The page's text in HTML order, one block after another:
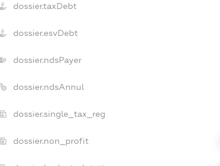
dossier.taxDebt
dossier.esvDebt
dossier.ndsPayer
dossier.ndsAnnul
dossier.single_tax_reg
dossier.non_profit